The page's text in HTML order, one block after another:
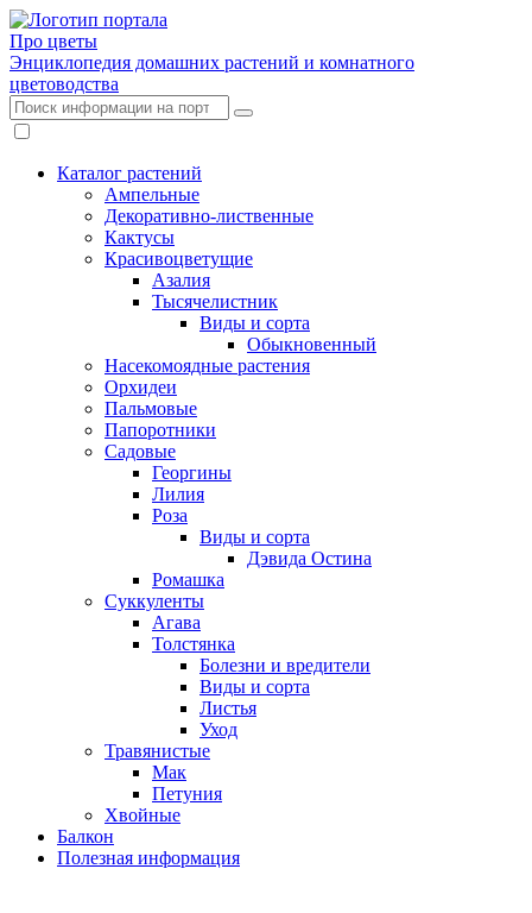
Про цветы
Энциклопедия домашних растений и комнатного
цветоводства
Каталог растений
Ампельные
Декоративно-лиственные
Кактусы
Красивоцветущие
Азалия
Тысячелистник
Виды и сорта
Обыкновенный
Насекомоядные растения
Орхидеи
Пальмовые
Папоротники
Садовые
Георгины
Лилия
Роза
Виды и сорта
Дэвида Остина
Ромашка
Суккуленты
Агава
Толстянка
Болезни и вредители
Виды и сорта
Листья
Уход
Травянистые
Мак
Петуния
Хвойные
Балкон
Полезная информация